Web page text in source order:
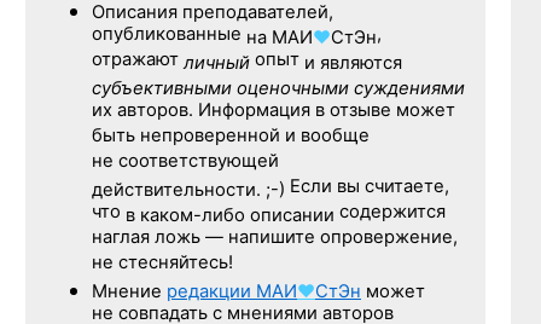
Описания преподавателей,
опубликованные на МАИ♥СтЭн,
отражаютличный опыт и являются
субъективными оценочными суждениями
их авторов. Информация в отзыве может
быть непроверенной и вообще
не соответствующей
действительности. ;-) Если вы считаете,
что в каком-либо описании содержится
наглая ложь — напишите опровержение,
не стесняйтесь!
Мнение редакции МАИ♥СтЭн может
не совпадать с мнениями авторов